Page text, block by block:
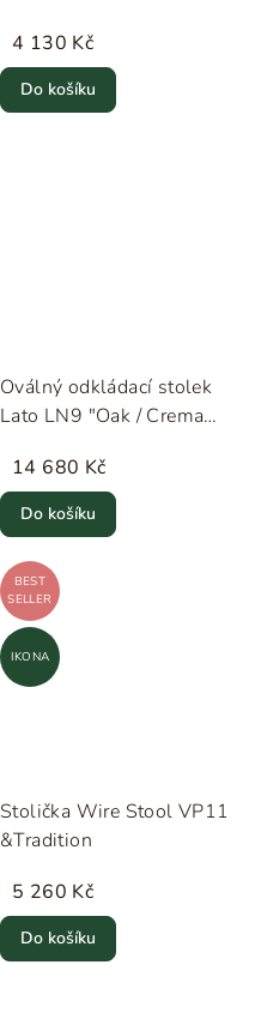
4 130 Kč
Do košíku
Oválný odkládací stolek
Lato LN9 "Oak / Crema
14 680 Kč
Do košíku
BEST
SELLER
IKONA
Stolička Wire Stool VP11
&Tradition
5 260 Kč
Do košíku